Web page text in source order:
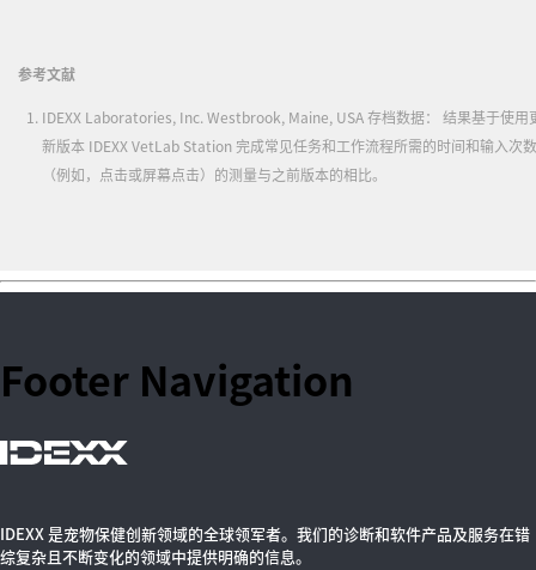
参考文献
IDEXX Laboratories, Inc. Westbrook, Maine, USA 存档数据： 结果基于使用
新版本 IDEXX VetLab Station 完成常见任务和工作流程所需的时间和输入次数
（例如，点击或屏幕点击）的测量与之前版本的相比。
Footer Navigation
IDEXX 是宠物保健创新领域的全球领军者。我们的诊断和软件产品及服务在错
综复杂且不断变化的领域中提供明确的信息。